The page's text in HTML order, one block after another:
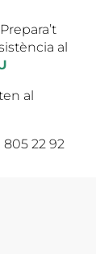
al
al
805 22 92